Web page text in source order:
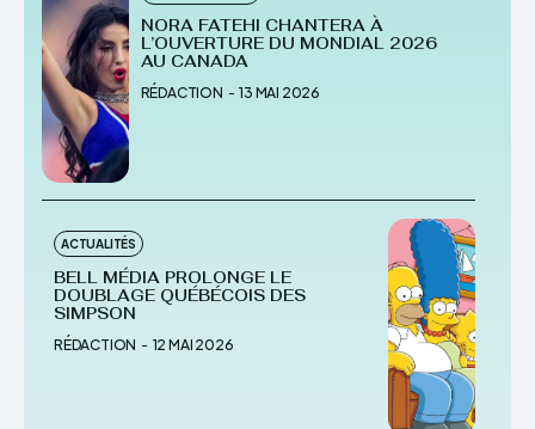
NORA FATEHI CHANTERA À
L’OUVERTURE DU MONDIAL 2026
AU CANADA
RÉDACTION - 13 MAI 2026
ACTUALITÉS
BELL MÉDIA PROLONGE LE
DOUBLAGE QUÉBÉCOIS DES
SIMPSON
RÉDACTION - 12 MAI 2026